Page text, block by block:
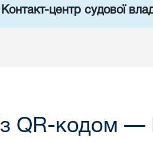
центр судової
QR-кодом —